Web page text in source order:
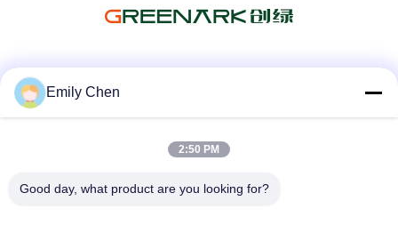
Emily Chen
2:50 PM
Good day, what product are you looking for?